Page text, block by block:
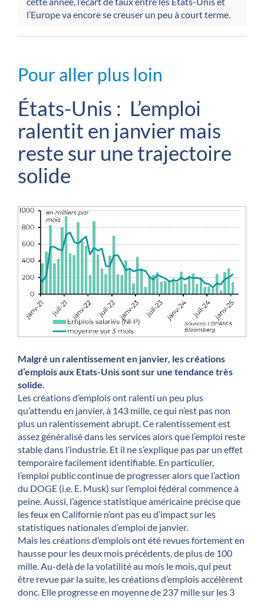
l’Europe va encore se creuser un peu à court terme.
Pour aller plus loin
États-Unis : L’emploi
ralentit en janvier mais
reste sur une trajectoire
solide
Malgré un ralentissement en janvier, les créations
d’emplois aux Etats-Unis sont sur une tendance très
solide.
Les créations d’emplois ont ralenti un peu plus
qu’attendu en janvier, à 143 mille, ce qui n’est pas non
plus un ralentissement abrupt. Ce ralentissement est
assez généralisé dans les services alors que l’emploi reste
stable dans l’industrie. Et il ne s’explique pas par un effet
temporaire facilement identifiable. En particulier,
l’emploi public continue de progresser alors que l’action
du DOGE (i.e. E. Musk) sur l’emploi fédéral commence à
peine. Aussi, l’agence statistique américaine précise que
les feux en Californie n’ont pas eu d’impact sur les
statistiques nationales d’emploi de janvier.
Mais les créations d’emplois ont été revues fortement en
hausse pour les deux mois précédents, de plus de 100
mille. Au-delà de la volatilité au mois le mois, qui peut
être revue par la suite, les créations d’emplois accélèrent
donc. Elle progresse en moyenne de 237 mille sur les 3